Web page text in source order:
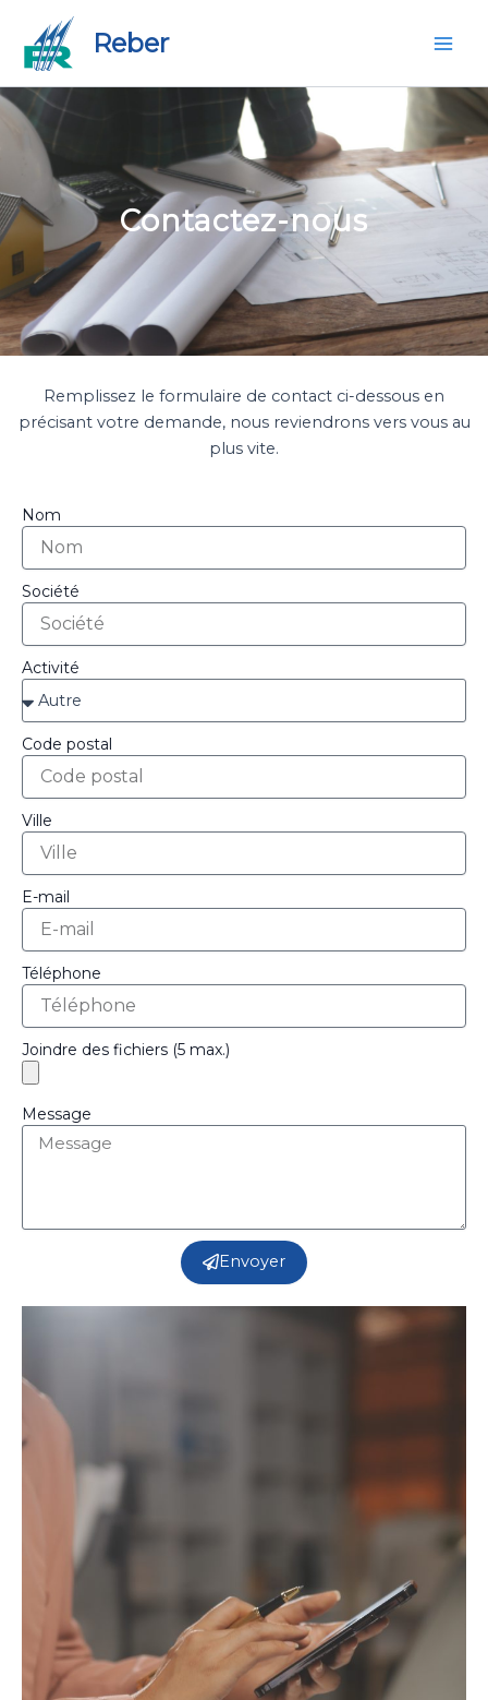
Panneau de gestion des cookies
contenu
Reber
Contactez-nous
Remplissez le formulaire de contact ci-dessous en
précisant votre demande, nous reviendrons vers vous au
plus vite.
Nom
Société
Activité
Code postal
Ville
E-mail
Téléphone
Joindre des fichiers (5 max.)
Message
Envoyer